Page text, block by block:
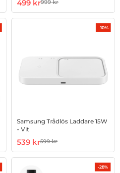
Art. nr 1002982877
rea pris
499 krtidigare pris
999 kr
-10%
Samsung Trådlös Laddare 15W
- Vit
Art. nr 1002956720
rea pris
539 krtidigare pris
599 kr
-28%